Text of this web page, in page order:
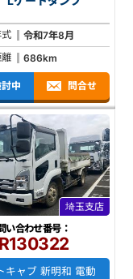
令和7年8月
686km
中 問合せ
埼玉支店
い合わせ番号：
R130322
キャブ 新明和 電動